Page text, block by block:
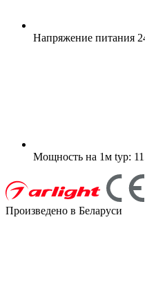
Напряжение питания
Мощность на 1м typ:
Произведено в Беларуси